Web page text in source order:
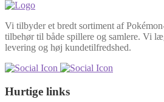
Vi tilbyder et bredt sortiment af
tilbehør til både spillere og samlere. Vi
levering og høj kundetilfredshed.
Hurtige links